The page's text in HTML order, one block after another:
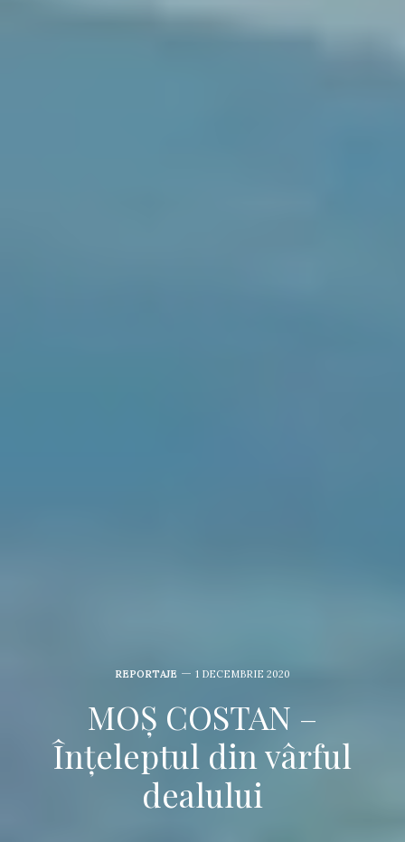
REPORTAJE 1 DECEMBRIE 2020
MOȘ COSTAN –
Înțeleptul din vârful
dealului